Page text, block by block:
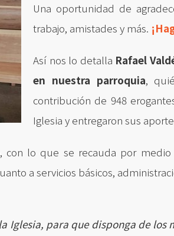
Una oportunidad de
trabajo, amistades y más.
Así nos lo detalla Rafael
en nuestra parroquia,
contribución de 948
Iglesia y entregaron sus
lo que se recauda por
a servicios básicos,
Iglesia, para que disponga de